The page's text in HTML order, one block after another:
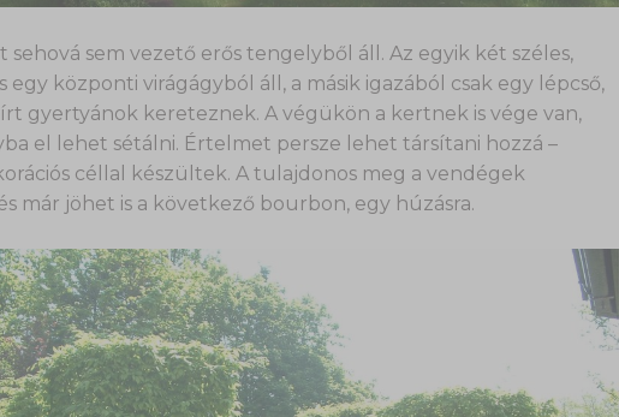
sehová sem vezető erős tengelyből áll. Az egyik két széles,
központi virágágyból áll, a másik igazából csak egy lépcső,
gyertyánok kereteznek. A végükön a kertnek is vége van,
el lehet sétálni. Értelmet persze lehet társítani hozzá –
céllal készültek. A tulajdonos meg a vendégek
már jöhet is a következő bourbon, egy húzásra.